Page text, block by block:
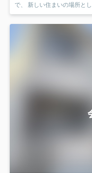
で、 新しい住まいの場所と